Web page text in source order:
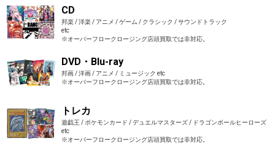
CD
邦楽 / 洋楽 / アニメ / ゲーム / クラシック / サウンドトラック
etc
※オーバーフロークロージング店頭買取では非対応。
DVD・Blu-ray
邦画 / 洋画 / アニメ / ミュージック etc
※オーバーフロークロージング店頭買取では非対応。
トレカ
遊戯王 / ポケモンカード / デュエルマスターズ / ドラゴンボールヒーローズ
etc
※オーバーフロークロージング店頭買取では非対応。